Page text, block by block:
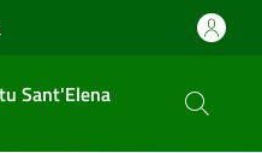
Sant'Elena